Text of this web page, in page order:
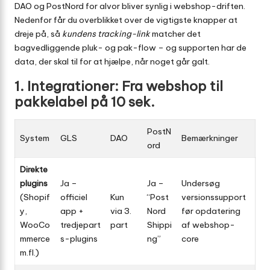
DAO og PostNord for alvor bliver synlig i webshop-driften.
Nedenfor får du overblikket over de vigtigste knapper at
dreje på, så kundens tracking-linkmatcher det
bagvedliggende pluk- og pak-flow – og supporten har de
data, der skal til for at hjælpe, når noget går galt.
1. Integrationer: Fra webshop til
pakkelabel på 10 sek.
System GLS DAO
PostN
ord
Bemærkninger
Direkte
plugins
(Shopif
y,
WooCo
mmerce
m.fl.)
Ja –
officiel
app +
tredjepart
s-plugins
Kun
via 3.
part
Ja –
“Post
Nord
Shippi
ng”
Undersøg
versions­support
før opdatering
af webshop-
core